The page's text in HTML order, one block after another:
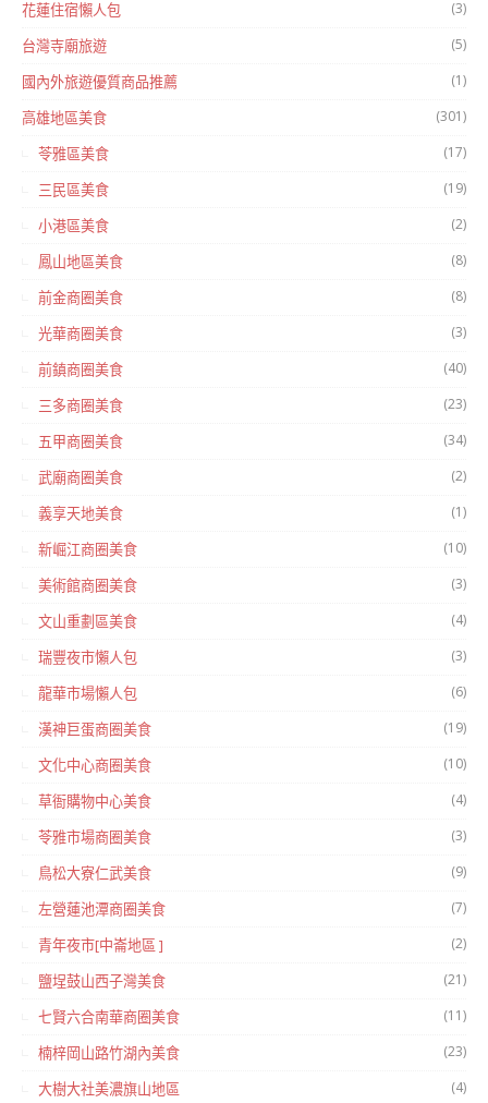
花蓮住宿懶人包 (3)
台灣寺廟旅遊 (5)
國內外旅遊優質商品推薦 (1)
高雄地區美食 (301)
苓雅區美食 (17)
三民區美食 (19)
小港區美食 (2)
鳳山地區美食 (8)
前金商圈美食 (8)
光華商圈美食 (3)
前鎮商圈美食 (40)
三多商圈美食 (23)
五甲商圈美食 (34)
武廟商圈美食 (2)
義享天地美食 (1)
新崛江商圈美食 (10)
美術館商圈美食 (3)
文山重劃區美食 (4)
瑞豐夜市懶人包 (3)
龍華市場懶人包 (6)
漢神巨蛋商圈美食 (19)
文化中心商圈美食 (10)
草衙購物中心美食 (4)
苓雅市場商圈美食 (3)
鳥松大寮仁武美食 (9)
左營蓮池潭商圈美食 (7)
青年夜市[中崙地區 ] (2)
鹽埕鼓山西子灣美食 (21)
七賢六合南華商圈美食 (11)
楠梓岡山路竹湖內美食 (23)
大樹大社美濃旗山地區 (4)